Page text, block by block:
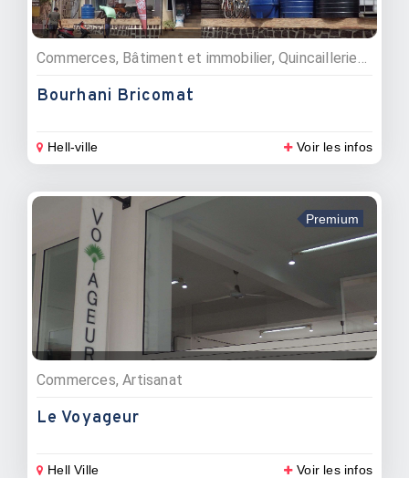
Bourhani Bricomat
Hell-ville Voir les infos
Premium
Commerces, Artisanat
Le Voyageur
Hell Ville Voir les infos